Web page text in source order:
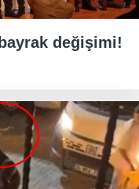
değişimi!